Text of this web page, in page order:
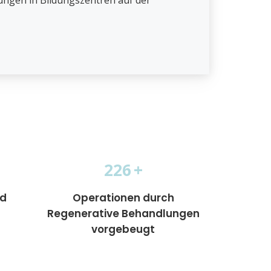
475+
Operationen durch
Regenerative Behandlungen
vorgebeugt